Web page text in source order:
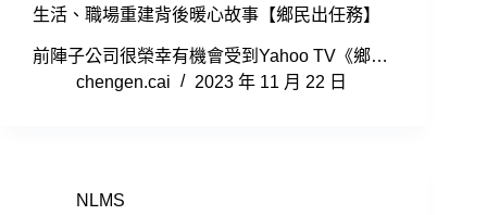
生活、職場重建背後暖心故事【鄉民出任務】
前陣子公司很榮幸有機會受到Yahoo TV《鄉…
chengen.cai
2023 年 11 月 22 日
NLMS